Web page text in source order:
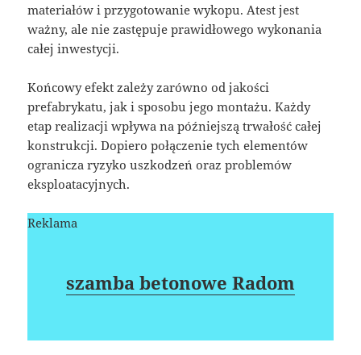
materiałów i przygotowanie wykopu. Atest jest
ważny, ale nie zastępuje prawidłowego wykonania
całej inwestycji.
Końcowy efekt zależy zarówno od jakości
prefabrykatu, jak i sposobu jego montażu. Każdy
etap realizacji wpływa na późniejszą trwałość całej
konstrukcji. Dopiero połączenie tych elementów
ogranicza ryzyko uszkodzeń oraz problemów
eksploatacyjnych.
Reklama
szamba betonowe Radom